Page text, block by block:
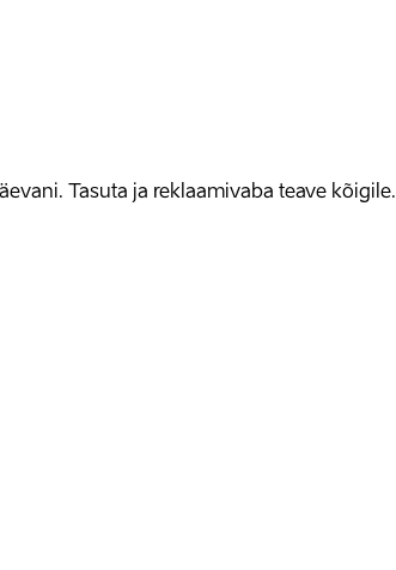
Tasuta ja reklaamivaba teave kõigile.